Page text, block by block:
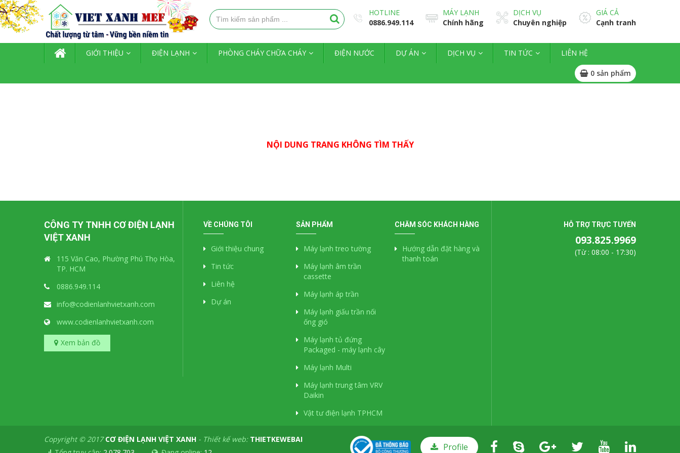
HOTLINE
0886.949.114
MÁY LẠNH
Chính hãng
DỊCH VỤ
Chuyên nghiệp
GIÁ CẢ
Cạnh tranh
TRANG CHỦ
GIỚI THIỆU ĐIỆN LẠNH PHÒNG CHÁY CHỮA CHÁY ĐIỆN NƯỚC DỰ ÁN DỊCH VỤ TIN TỨC LIÊN HỆ
0 sản phẩm
NỘI DUNG TRANG KHÔNG TÌM THẤY
CÔNG TY TNHH CƠ ĐIỆN LẠNH
VIỆT XANH
115 Văn Cao, Phường Phú Thọ Hòa,
TP. HCM
0886.949.114
info@codienlanhvietxanh.com
www.codienlanhvietxanh.com
Xem bản đồ
VỀ CHÚNG TÔI
Giới thiệu chung
Tin tức
Liên hệ
Dự án
SẢN PHẨM
Máy lạnh treo tường
Máy lạnh âm trần
cassette
Máy lạnh áp trần
Máy lạnh giấu trần nối
ống gió
Máy lạnh tủ đứng
Packaged - máy lạnh cây
Máy lạnh Multi
Máy lạnh trung tâm VRV
Daikin
Vật tư điện lạnh TPHCM
CHĂM SÓC KHÁCH HÀNG
Hướng dẫn đặt hàng và
thanh toán
HỖ TRỢ TRỰC TUYẾN
093.825.9969
(Từ : 08:00 - 17:30)
Copyright © 2017CƠ ĐIỆN LẠNH VIỆT XANH - Thiết kế web: THIETKEWEBAI
Profile